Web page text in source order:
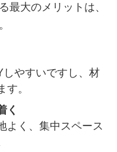
最大のメリットは、
やすいですし、材
。
く
く、集中スペース